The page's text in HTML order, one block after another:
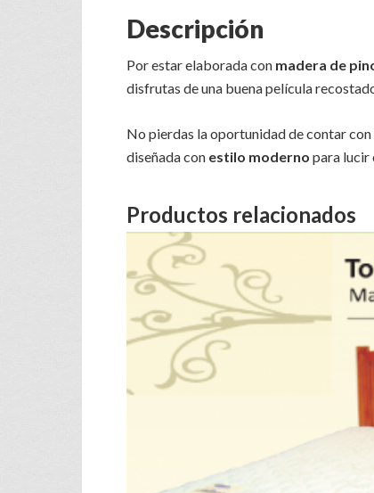
Descripción
Por estar elaborada con madera de
disfrutas de una buena película
No pierdas la oportunidad de contar con
diseñada con estilo moderno para lucir
Productos relacionados